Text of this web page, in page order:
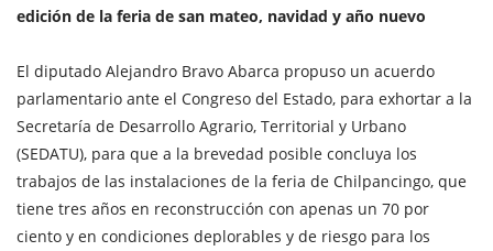
edición de la feria de san mateo, navidad y año nuevo
El diputado Alejandro Bravo Abarca propuso un acuerdo
parlamentario ante el Congreso del Estado, para exhortar a la
Secretaría de Desarrollo Agrario, Territorial y Urbano
(SEDATU), para que a la brevedad posible concluya los
trabajos de las instalaciones de la feria de Chilpancingo, que
tiene tres años en reconstrucción con apenas un 70 por
ciento y en condiciones deplorables y de riesgo para los